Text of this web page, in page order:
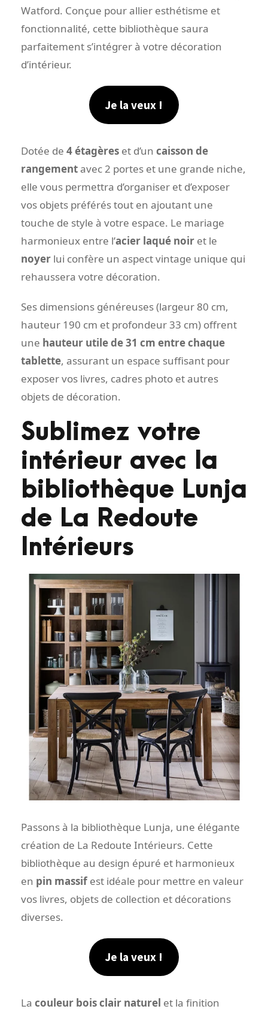
Watford. Conçue pour allier esthétisme et
fonctionnalité, cette bibliothèque saura
parfaitement s’intégrer à votre décoration
d’intérieur.
Je la veux !
Dotée de 4 étagères et d’un caisson de
rangementavec 2 portes et une grande niche,
elle vous permettra d’organiser et d’exposer
vos objets préférés tout en ajoutant une
touche de style à votre espace. Le mariage
harmonieux entre l’acier laqué noir et le
noyer lui confère un aspect vintage unique qui
rehaussera votre décoration.
Ses dimensions généreuses (largeur 80 cm,
hauteur 190 cm et profondeur 33 cm) offrent
une hauteur utile de 31 cm entre chaque
tablette, assurant un espace suffisant pour
exposer vos livres, cadres photo et autres
objets de décoration.
Sublimez votre
intérieur avec la
bibliothèque Lunja
de La Redoute
Intérieurs
Passons à la bibliothèque Lunja, une élégante
création de La Redoute Intérieurs. Cette
bibliothèque au design épuré et harmonieux
en pin massif est idéale pour mettre en valeur
vos livres, objets de collection et décorations
diverses.
Je la veux !
La couleur bois clair naturel et la finition